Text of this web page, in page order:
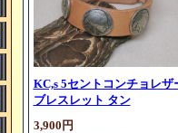
KC,s 5セントコンチョレザ
ブレスレット タン
3,900円